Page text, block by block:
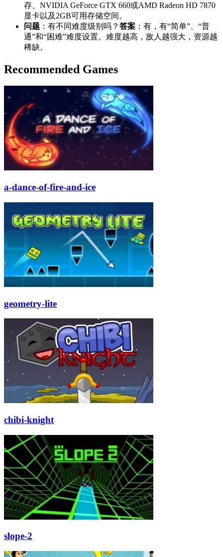
存、NVIDIA GeForce GTX 660或AMD Radeon HD 7870
显卡以及2GB可用存储空间。
问题 ：有不同难度级别吗？ 答案 ：有，有“简单”、“普
通”和“困难”难度设置。难度越高，敌人越强大，资源越
稀缺。
Recommended Games
a-dance-of-fire-and-ice
geometry-lite
chibi-knight
slope-2